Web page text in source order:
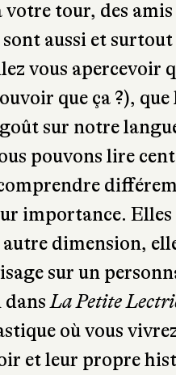
à eux. Ils sont
votre tour, des amis
aussi et
vous apercevoir
que ça ?),
sur notre
pouvons lire
importance.
dimension,
sur un
dansLa Petite
où vous